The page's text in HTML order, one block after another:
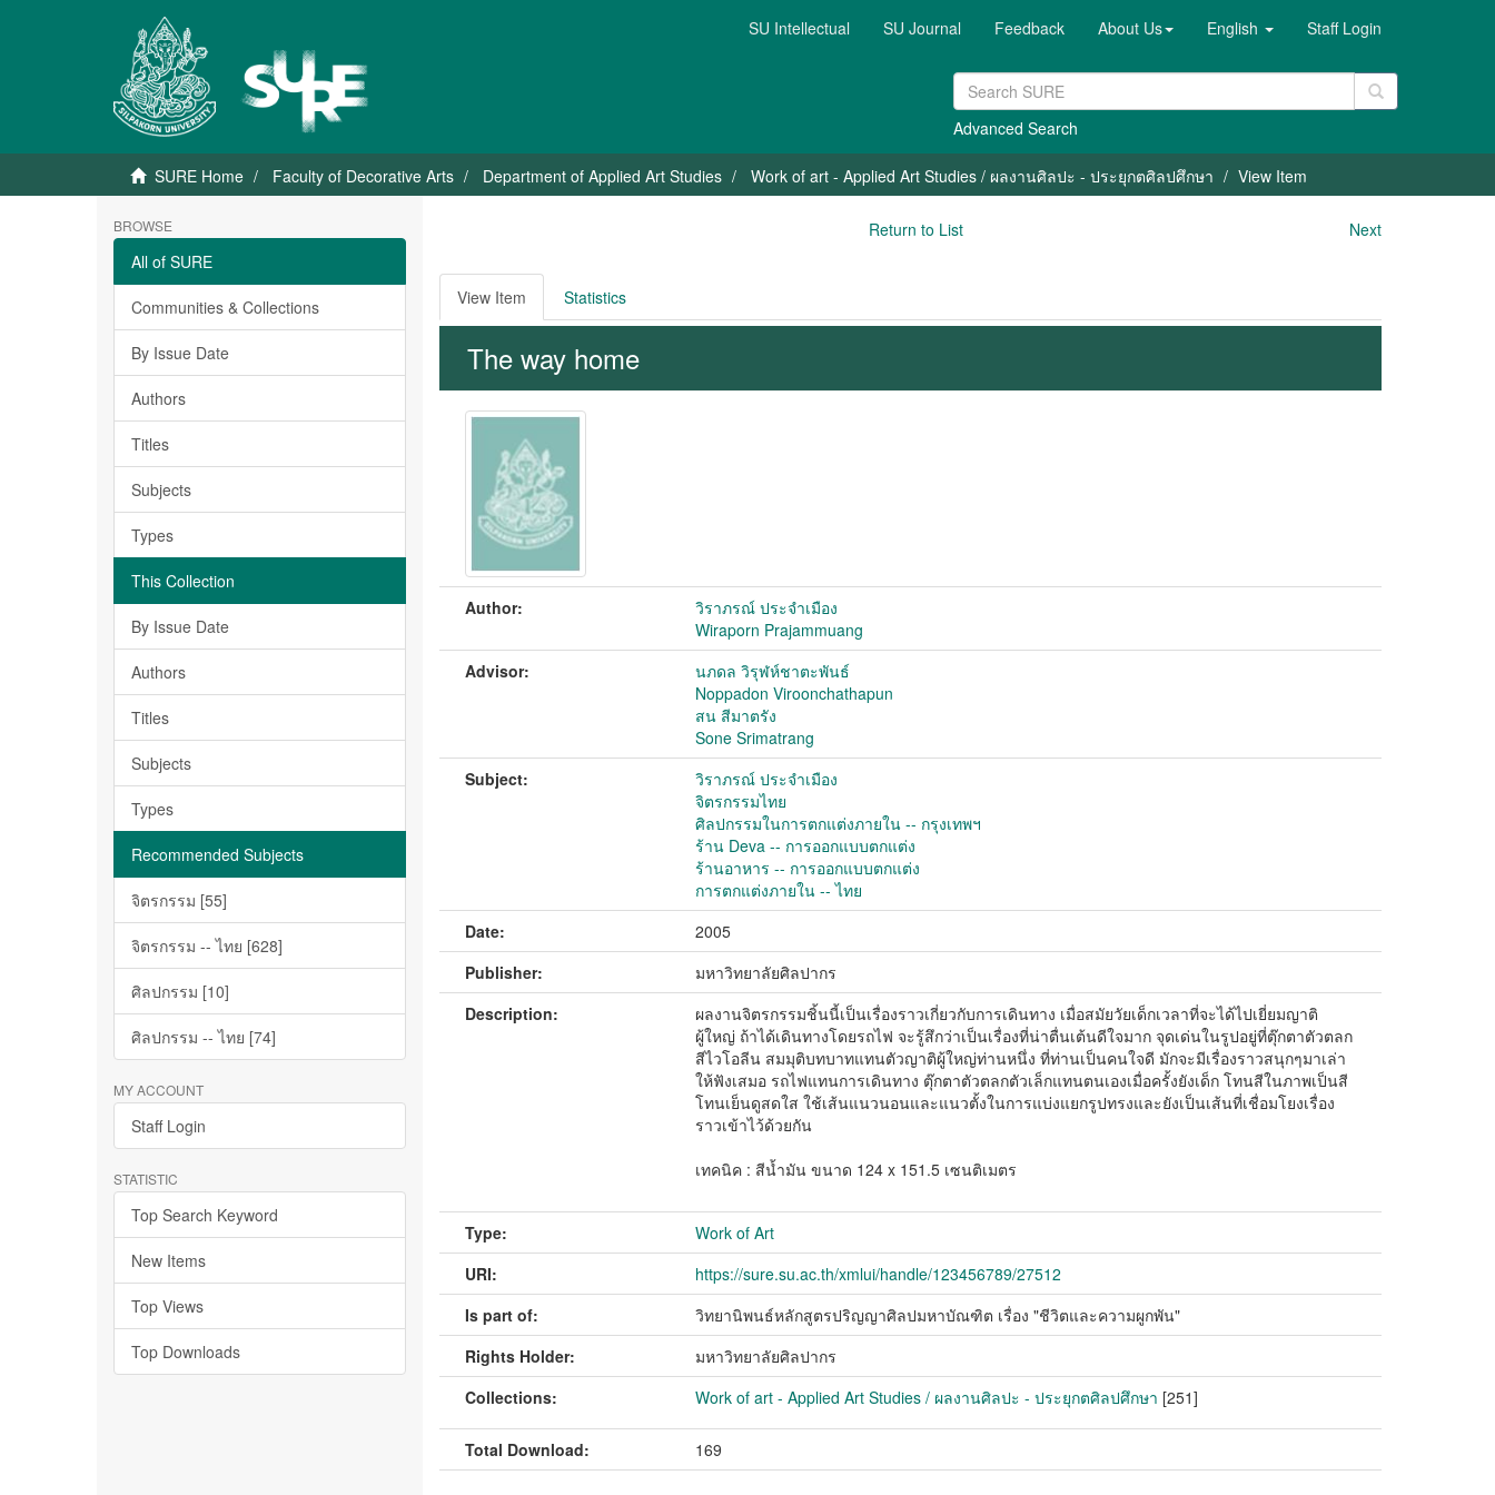
SU Intellectual SU Journal Feedback About Us English Staff Login
Advanced Search
SURE Home Faculty of Decorative Arts Department of Applied Art Studies Work of art - Applied Art Studies / ผลงานศิลปะ - ประยุกตศิลปศึกษา View Item
BROWSE
All of SURE
Communities & Collections
By Issue Date
Authors
Titles
Subjects
Types
This Collection
By Issue Date
Authors
Titles
Subjects
Types
Recommended Subjects
จิตรกรรม [55]
จิตรกรรม -- ไทย [628]
ศิลปกรรม [10]
ศิลปกรรม -- ไทย [74]
MY ACCOUNT
Staff Login
STATISTIC
Top Search Keyword
New Items
Top Views
Top Downloads
Return to List Next
View Item Statistics
The way home
Author:
วิราภรณ์ ประจำเมือง
Wiraporn Prajammuang
Advisor:
นภดล วิรุฬห์ชาตะพันธ์
Noppadon Viroonchathapun
สน สีมาตรัง
Sone Srimatrang
Subject:
วิราภรณ์ ประจำเมือง
จิตรกรรมไทย
ศิลปกรรมในการตกแต่งภายใน -- กรุงเทพฯ
ร้าน Deva -- การออกแบบตกแต่ง
ร้านอาหาร -- การออกแบบตกแต่ง
การตกแต่งภายใน -- ไทย
Date:
2005
Publisher:
มหาวิทยาลัยศิลปากร
Description:
ผลงานจิตรกรรมชิ้นนี้เป็นเรื่องราวเกี่ยวกับการเดินทาง เมื่อสมัยวัยเด็กเวลาที่จะได้ไปเยี่ยมญาติ
ผู้ใหญ่ ถ้าได้เดินทางโดยรถไฟ จะรู้สึกว่าเป็นเรื่องที่น่าตื่นเต้นดีใจมาก จุดเด่นในรูปอยู่ที่ตุ๊กตาตัวตลก
สีไวโอลีน สมมุติบทบาทแทนตัวญาติผู้ใหญ่ท่านหนึ่ง ที่ท่านเป็นคนใจดี มักจะมีเรื่องราวสนุกๆมาเล่า
ให้ฟังเสมอ รถไฟแทนการเดินทาง ตุ๊กตาตัวตลกตัวเล็กแทนตนเองเมื่อครั้งยังเด็ก โทนสีในภาพเป็นสี
โทนเย็นดูสดใส ใช้เส้นแนวนอนและแนวตั้งในการแบ่งแยกรูปทรงและยังเป็นเส้นที่เชื่อมโยงเรื่อง
ราวเข้าไว้ด้วยกัน
เทคนิค : สีน้ำมัน ขนาด 124 x 151.5 เซนติเมตร
Type:
Work of Art
URI:
https://sure.su.ac.th/xmlui/handle/123456789/27512
Is part of:
วิทยานิพนธ์หลักสูตรปริญญาศิลปมหาบัณฑิต เรื่อง "ชีวิตและความผูกพัน"
Rights Holder:
มหาวิทยาลัยศิลปากร
Collections:
Work of art - Applied Art Studies / ผลงานศิลปะ - ประยุกตศิลปศึกษา [251]
Total Download: 169